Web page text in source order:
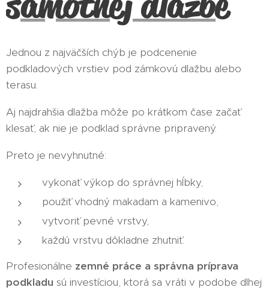
Jednou z najväčších chýb je podcenenie
podkladových vrstiev pod zámkovú dlažbu alebo
terasu.
Aj najdrahšia dlažba môže po krátkom čase začať
klesať, ak nie je podklad správne pripravený.
Preto je nevyhnutné:
vykonať výkop do správnej hĺbky,
použiť vhodný makadam a kamenivo,
vytvoriť pevné vrstvy,
každú vrstvu dôkladne zhutniť.
Profesionálne zemné práce a správna príprava
podkladu sú investíciou, ktorá sa vráti v podobe dlhej